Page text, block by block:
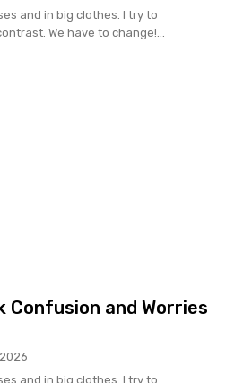
and in big clothes. I try to
We have to change!...
Confusion and Worries
and in big clothes. I try to